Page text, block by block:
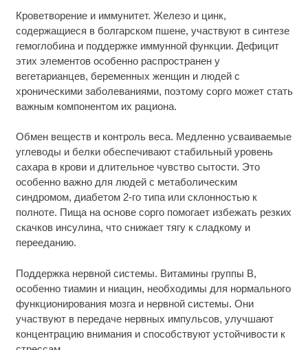
Кроветворение и иммунитет. Железо и цинк,
содержащиеся в болгарском пшене, участвуют в синтезе
гемоглобина и поддержке иммунной функции. Дефицит
этих элементов особенно распространен у
вегетарианцев, беременных женщин и людей с
хроническими заболеваниями, поэтому сорго может стать
важным компонентом их рациона.
Обмен веществ и контроль веса. Медленно усваиваемые
углеводы и белки обеспечивают стабильный уровень
сахара в крови и длительное чувство сытости. Это
особенно важно для людей с метаболическим
синдромом, диабетом 2-го типа или склонностью к
полноте. Пища на основе сорго помогает избежать резких
скачков инсулина, что снижает тягу к сладкому и
перееданию.
Поддержка нервной системы. Витамины группы B,
особенно тиамин и ниацин, необходимы для нормального
функционирования мозга и нервной системы. Они
участвуют в передаче нервных импульсов, улучшают
концентрацию внимания и способствуют устойчивости к